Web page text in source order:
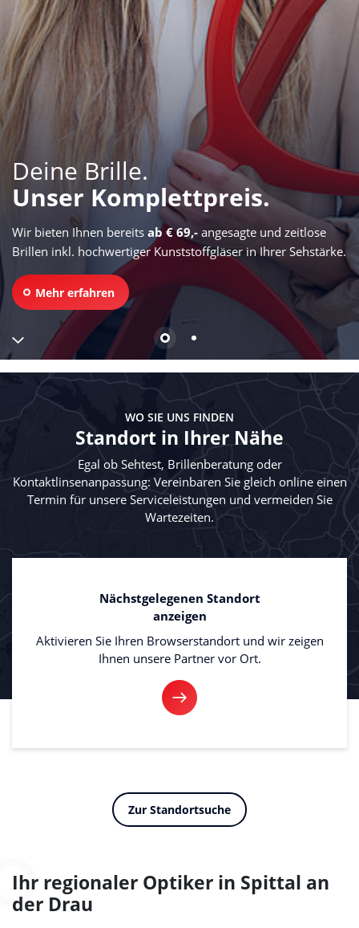
Deine Brille.
Unser Komplettpreis.
Wir bieten Ihnen bereitsab € 69,-angesagte und zeitlose
Brillen inkl. hochwertiger Kunststoffgläser in Ihrer Sehstärke.
Mehr erfahren
WO SIE UNS FINDEN
Standort in Ihrer Nähe
Egal ob Sehtest, Brillenberatung oder
Kontaktlinsenanpassung: Vereinbaren Sie gleich online einen
Termin für unsere Serviceleistungen und vermeiden Sie
Wartezeiten.
Nächstgelegenen Standort
anzeigen
Aktivieren Sie Ihren Browserstandort und wir zeigen
Ihnen unsere Partner vor Ort.
Zur Standortsuche
Ihr regionaler Optiker in Spittal an
der Drau